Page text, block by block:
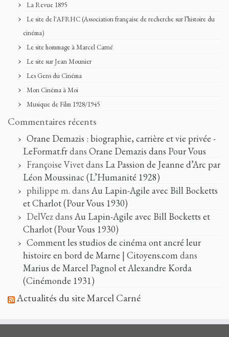
La Revue 1895
Le site de l'AFRHC (Association française de recherche sur l’histoire du
cinéma)
Le site hommage à Marcel Carné
Le site sur Jean Mounier
Les Gens du Cinéma
Mon Cinéma à Moi
Musique de Film 1928/1945
Commentaires récents
Orane Demazis : biographie, carrière et vie privée -
LeFormat.frdans Orane Demazis dans Pour Vous
Françoise Vivetdans La Passion de Jeanne d’Arc par
Léon Moussinac (L’Humanité 1928)
philippe m. dans Au Lapin-Agile avec Bill Bocketts
et Charlot (Pour Vous 1930)
DelVezdans Au Lapin-Agile avec Bill Bocketts et
Charlot (Pour Vous 1930)
Comment les studios de cinéma ont ancré leur
histoire en bord de Marne | Citoyens.comdans
Marius de Marcel Pagnol et Alexandre Korda
(Cinémonde 1931)
Actualités du site Marcel Carné